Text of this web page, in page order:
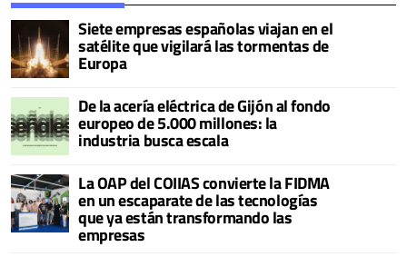
Siete empresas españolas viajan en el
satélite que vigilará las tormentas de
Europa
De la acería eléctrica de Gijón al fondo
europeo de 5.000 millones: la
industria busca escala
La OAP del COIIAS convierte la FIDMA
en un escaparate de las tecnologías
que ya están transformando las
empresas